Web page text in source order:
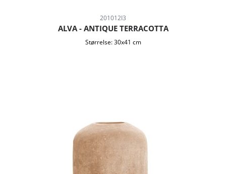
201012I3
ALVA - ANTIQUE TERRACOTTA
Størrelse: 30x41 cm